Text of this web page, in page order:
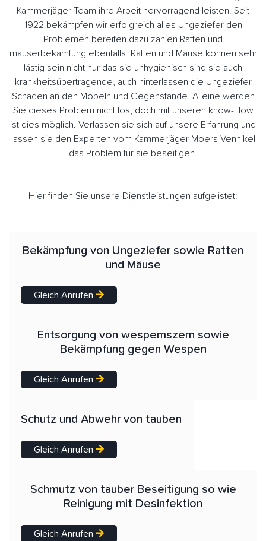
Kammerjäger Team ihre Arbeit hervorragend leisten. Seit
1922 bekämpfen wir erfolgreich alles Ungeziefer den
Problemen bereiten dazu zählen Ratten und
mäuserbekämfung ebenfalls. Ratten und Mäuse können sehr
lästig sein nicht nur das sie unhygienisch sind sie auch
krankheitsübertragende, auch hinterlassen die Ungeziefer
Schäden an den Möbeln und Gegenstände. Alleine werden
Sie dieses Problem nicht los, doch mit unseren know-How
ist dies möglich. Verlassen sie sich auf unsere Erfahrung und
lassen sie den Experten vom Kammerjäger Moers Vennikel
das Problem für sie beseitigen.
Hier finden Sie unsere Dienstleistungen aufgelistet:
Bekämpfung von Ungeziefer sowie Ratten
und Mäuse
Gleich Anrufen
Entsorgung von wespemszern sowie
Bekämpfung gegen Wespen
Gleich Anrufen
Schutz und Abwehr von tauben
Gleich Anrufen
Schmutz von tauber Beseitigung so wie
Reinigung mit Desinfektion
Gleich Anrufen